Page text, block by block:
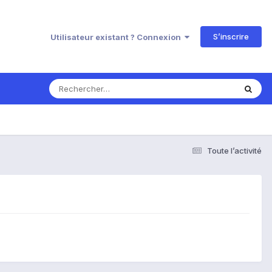
Utilisateur existant ? Connexion S’inscrire
Toute l’activité